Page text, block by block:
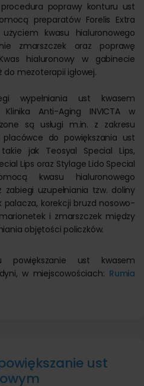
poprawy konturu ust
preparatów Forelis Extra
kwasu hialuronowego
zmarszczek oraz poprawę
hialuronowy w gabinecie
mezoterapii igłowej.
wypełniania ust kwasem
Anti-Aging INVICTA w
są usługi m.in. z zakresu
do powiększania ust
jak Teosyal Special Lips,
Lips oraz Stylage Lido Special
kwasu hialuronowego
uzupełniania tzw. doliny
palacza, korekcji bruzd nosowo-
i zmarszczek między
objętości policzków.
powiększanie ust kwasem
w miejscowościach: Rumia
ust